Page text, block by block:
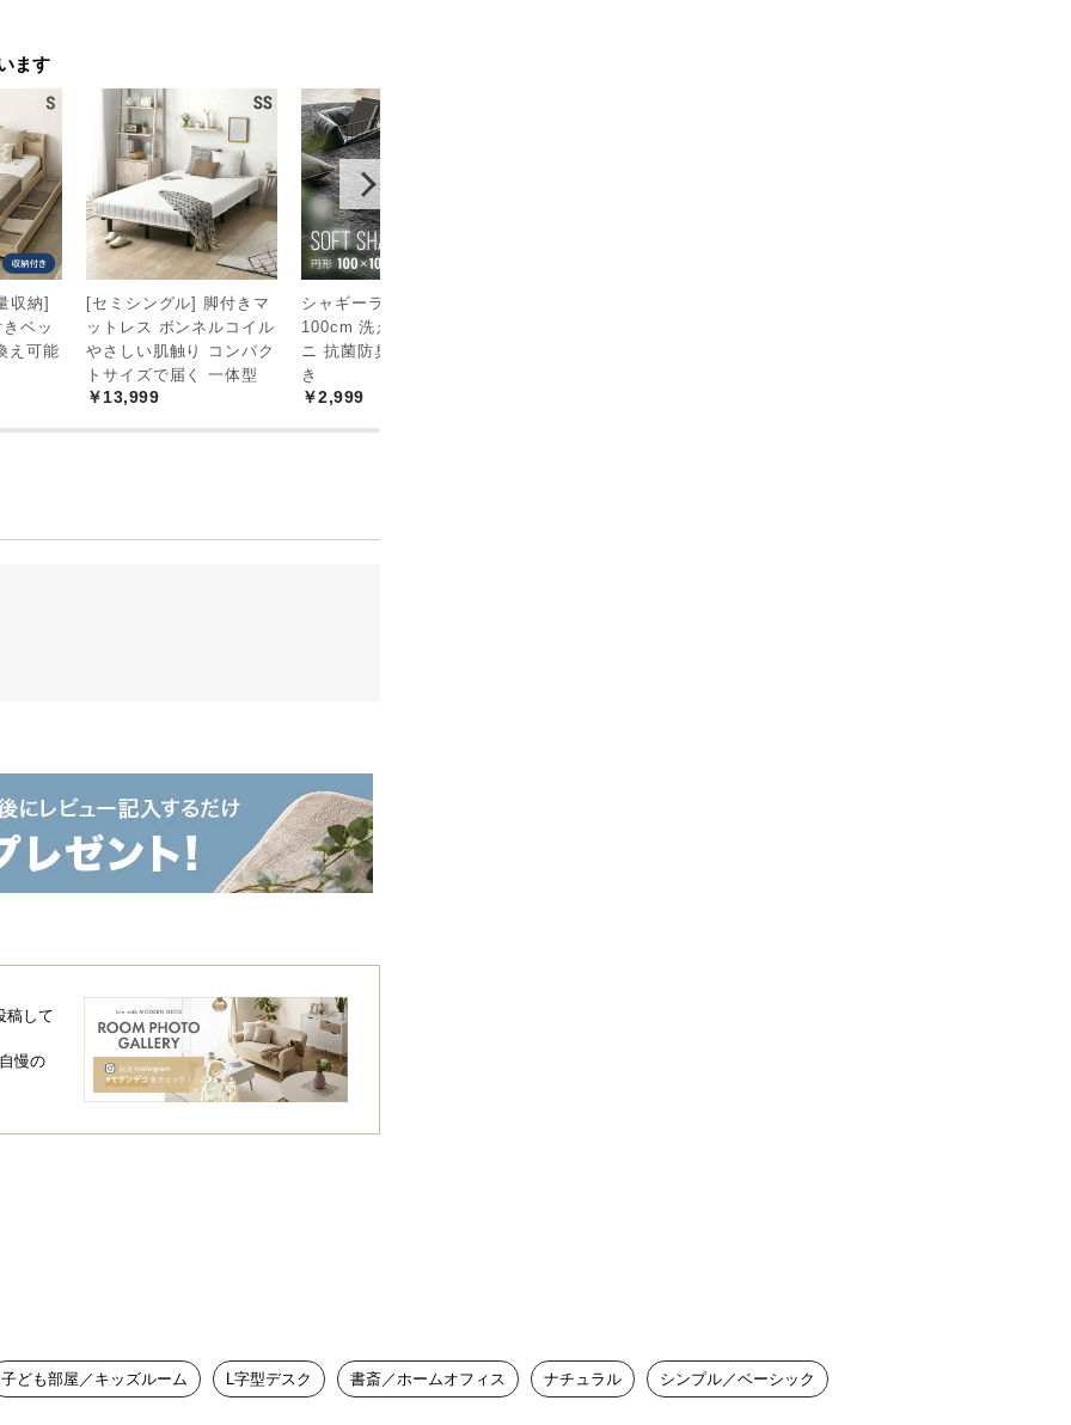
な天板
板。PCを見ながら資料を広げたり、P
ます
収納]
ベッ
え可能
[セミシングル] 脚付きマ
ットレス ボンネルコイル
やさしい肌触り コンパク
トサイズで届く 一体型
￥13,999
シャギーラグ 円形 100×
100cm 洗える 防音 防ダ
ニ 抗菌防臭 滑り止め付
き
￥2,999
稿して
慢の
子ども部屋／キッズルーム L字型デスク 書斎／ホームオフィス ナチュラル シンプル／ベーシック